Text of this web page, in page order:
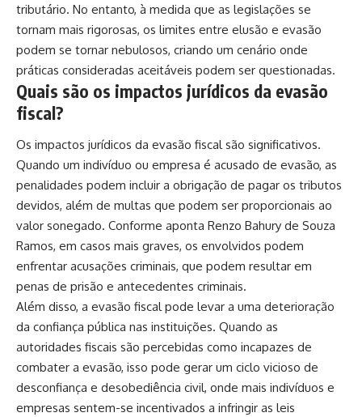
tributário. No entanto, à medida que as legislações se
tornam mais rigorosas, os limites entre elusão e evasão
podem se tornar nebulosos, criando um cenário onde
práticas consideradas aceitáveis podem ser questionadas.
Quais são os impactos jurídicos da evasão
fiscal?
Os impactos jurídicos da evasão fiscal são significativos.
Quando um indivíduo ou empresa é acusado de evasão, as
penalidades podem incluir a obrigação de pagar os tributos
devidos, além de multas que podem ser proporcionais ao
valor sonegado. Conforme aponta Renzo Bahury de Souza
Ramos, em casos mais graves, os envolvidos podem
enfrentar acusações criminais, que podem resultar em
penas de prisão e antecedentes criminais.
Além disso, a evasão fiscal pode levar a uma deterioração
da confiança pública nas instituições. Quando as
autoridades fiscais são percebidas como incapazes de
combater a evasão, isso pode gerar um ciclo vicioso de
desconfiança e desobediência civil, onde mais indivíduos e
empresas sentem-se incentivados a infringir as leis